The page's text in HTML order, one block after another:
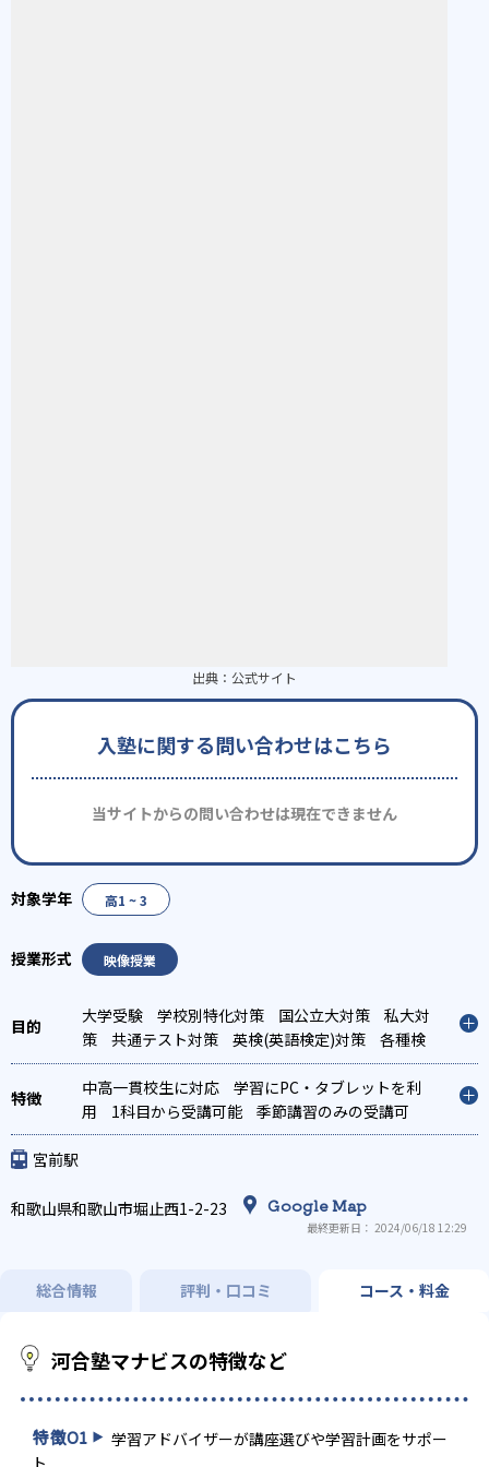
出典： 公式サイト
入塾に関する問い合わせはこちら
当サイトからの問い合わせは現在できません
高1 ~ 3
映像授業
大学受験 学校別特化対策 国公立大対策
私大対
策
共通テスト対策 英検(英語検定)対策
各種検
定対策
中高一貫校生に対応
学習にPC・タブレットを利
用
1科目から受講可能 季節講習のみの受講可
宮前駅
和歌山県和歌山市堀止西1-2-23 Google Map
最終更新日： 2024/06/18 12:29
総合情報 評判・口コミ コース・料金
河合塾マナビスの特徴など
特徴01
学習アドバイザーが講座選びや学習計画をサポー